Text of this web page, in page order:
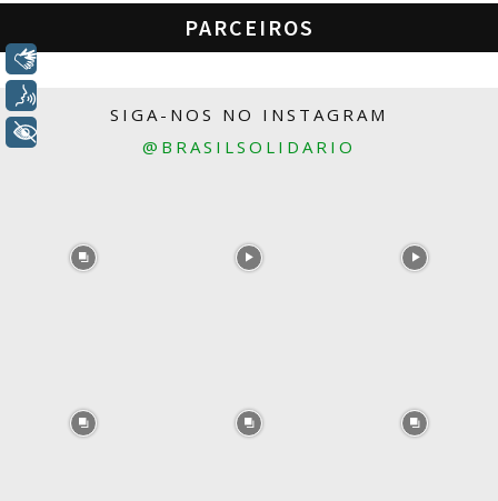
PARCEIROS
SIGA-NOS NO INSTAGRAM
@BRASILSOLIDARIO
Libras